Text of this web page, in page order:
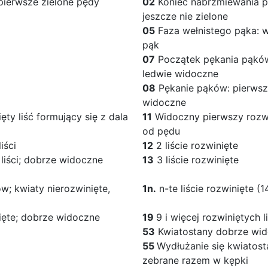
jeszcze nie zielone
05 Faza wełnistego pąka:
pąk
07 Początek pękania
ledwie widoczne
08 Pękanie pąków:
widoczne
liść formujący się z dala
11 Widoczny pierwszy
od pędu
12 2 liście rozwinięte
dobrze widoczne
13 3 liście rozwinięte
kwiaty nierozwinięte, 1n. n-te liście rozwinięte
dobrze widoczne 19 9 i więcej rozwiniętych
53 Kwiatostany dobrze
55 Wydłużanie się
zebrane razem w kępki